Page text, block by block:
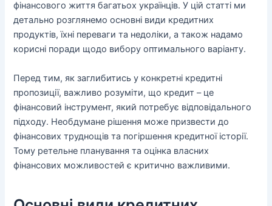
фінансового життя багатьох українців. У цій статті ми
детально розглянемо основні види кредитних
продуктів, їхні переваги та недоліки, а також надамо
корисні поради щодо вибору оптимального варіанту.
Перед тим, як заглибитись у конкретні кредитні
пропозиції, важливо розуміти, що кредит – це
фінансовий інструмент, який потребує відповідального
підходу. Необдумане рішення може призвести до
фінансових труднощів та погіршення кредитної історії.
Тому ретельне планування та оцінка власних
фінансових можливостей є критично важливими.